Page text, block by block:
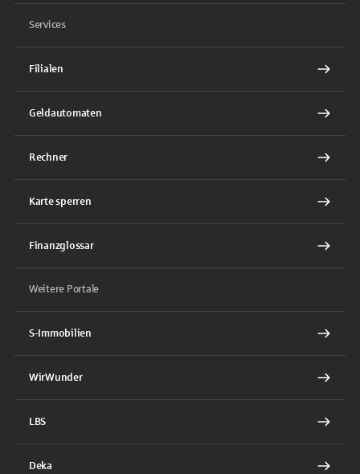
Services
Filialen
Geldautomaten
Rechner
Karte sperren
Finanzglossar
Weitere Portale
S-Immobilien
WirWunder
LBS
Deka